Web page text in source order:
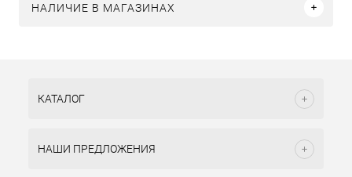
НАЛИЧИЕ В МАГАЗИНАХ
КАТАЛОГ
НАШИ ПРЕДЛОЖЕНИЯ